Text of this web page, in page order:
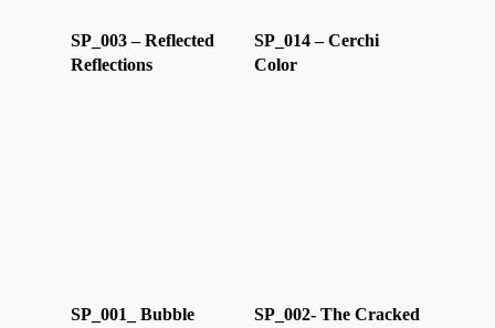
SP_003 – Reflected
Reflections
SP_014 – Cerchi
Color
SP_001_ Bubble
SP_002- The Cracked